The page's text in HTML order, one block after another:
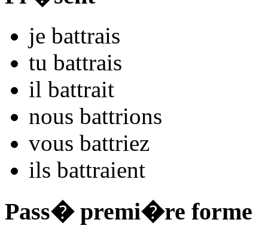
je battrais
tu battrais
il battrait
nous battrions
vous battriez
ils battraient
Pass� premi�re forme